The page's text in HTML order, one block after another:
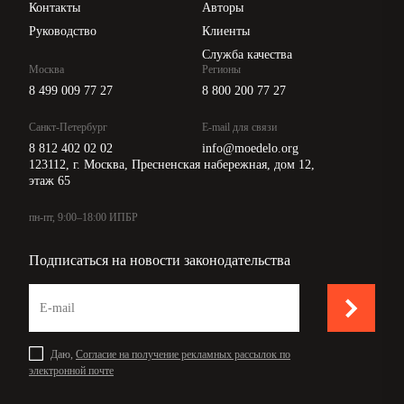
Контакты
Руководство
Авторы
Клиенты
Служба качества
Москва
8 499 009 77 27
Санкт-Петербург
8 812 402 02 02
Регионы
8 800 200 77 27
E-mail для связи
info@moedelo.org
123112, г. Москва, Пресненская набережная, дом 12,
этаж 65
пн-пт, 9:00–18:00 ИПБР
Подписаться на новости законодательства
Даю, Согласие на получение рекламных рассылок по
электронной почте